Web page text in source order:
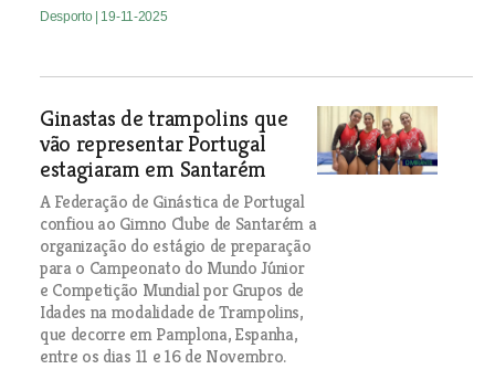
Desporto | 19-11-2025
Ginastas de trampolins que
vão representar Portugal
estagiaram em Santarém
A Federação de Ginástica de Portugal
confiou ao Gimno Clube de Santarém a
organização do estágio de preparação
para o Campeonato do Mundo Júnior
e Competição Mundial por Grupos de
Idades na modalidade de Trampolins,
que decorre em Pamplona, Espanha,
entre os dias 11 e 16 de Novembro.